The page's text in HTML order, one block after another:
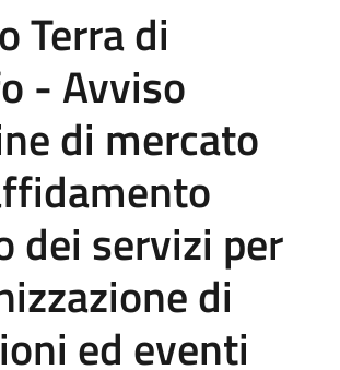
Terra di
- Avviso
di mercato
dei servizi per
di
ed eventi